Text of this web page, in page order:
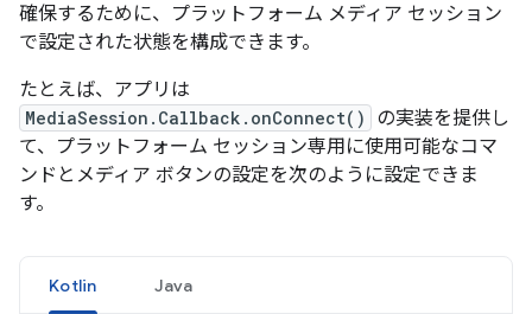
確保するために、プラットフォーム メディア セッション
で設定された状態を構成できます。
たとえば、アプリは
MediaSession.Callback.onConnect()
の実装を提供し
て、プラットフォーム セッション専用に使用可能なコマ
ンドとメディア ボタンの設定を次のように設定できま
す。
Kotlin Java